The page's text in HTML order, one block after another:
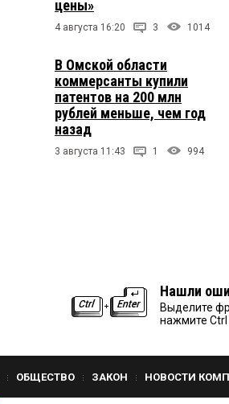
цены»
4 августа 16:20 3 1014
В Омской области
коммерсанты купили
патентов на 200 млн
рублей меньше, чем год
назад
3 августа 11:43 1 994
Нашли
Выделите
нажмите Ctrl
ОБЩЕСТВО ЗАКОН НОВОСТИ